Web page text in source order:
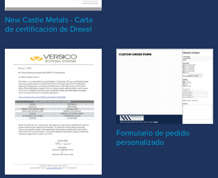
New Castle Metals - Carta
de certificación de Drexel
Formulario de pedido
personalizado